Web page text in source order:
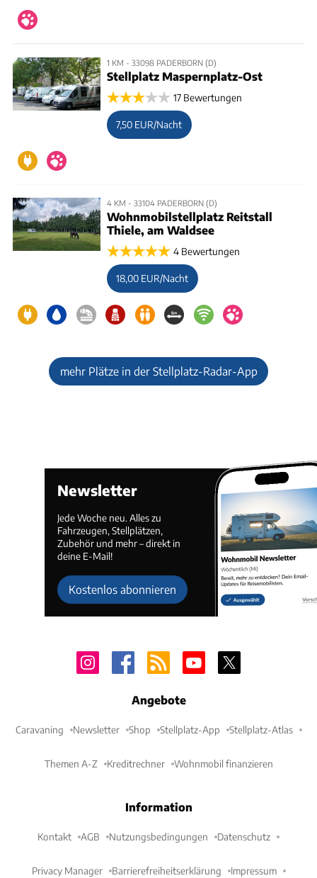
1 KM - 33098 PADERBORN (D)
Stellplatz Maspernplatz-Ost
17 Bewertungen
7,50 EUR/Nacht
4 KM - 33104 PADERBORN (D)
Wohnmobilstellplatz Reitstall
Thiele, am Waldsee
4 Bewertungen
18,00 EUR/Nacht
mehr Plätze in der Stellplatz-Radar-App
Newsletter
Jede Woche neu. Alles zu
Fahrzeugen, Stellplätzen,
Zubehör und mehr – direkt in
deine E-Mail!
Kostenlos abonnieren
Angebote
Caravaning Newsletter Shop Stellplatz-App Stellplatz-Atlas
Themen A-Z Kreditrechner Wohnmobil finanzieren
Information
Kontakt AGB Nutzungsbedingungen Datenschutz
Privacy Manager Barrierefreiheitserklärung Impressum